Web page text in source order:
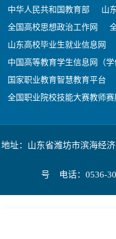
中华人民共和国教育部 山
全国高校思想政治工作网
山东高校毕业生就业信息网
中国高等教育学生信息网（学
国家职业教育智慧教育平台
全国职业院校技能大赛教师赛
地址：山东省潍坊市滨海经
号 电话：0536-